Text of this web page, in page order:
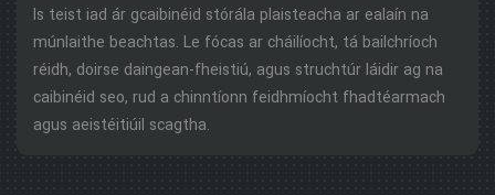
Is teist iad ár gcaibinéid stórála plaisteacha ar ealaín na
múnlaithe beachtas. Le fócas ar cháilíocht, tá bailchríoch
réidh, doirse daingean-fheistiú, agus struchtúr láidir ag na
caibinéid seo, rud a chinntíonn feidhmíocht fhadtéarmach
agus aeistéitiúil scagtha.